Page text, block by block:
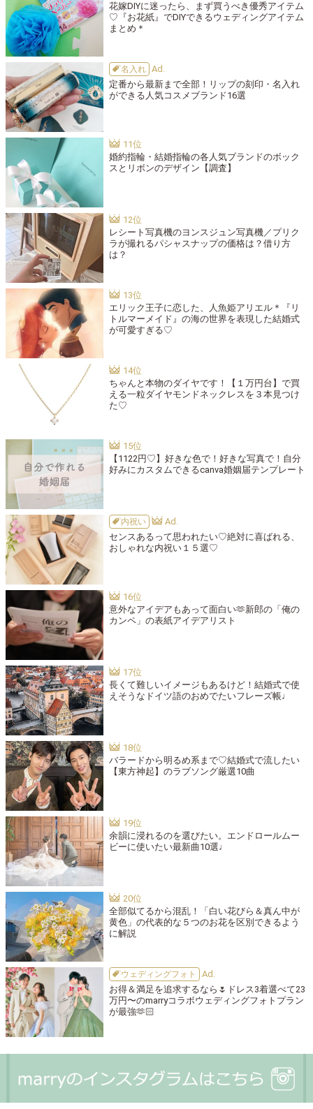
花嫁DIYに迷ったら、まず買うべき優秀アイテム
♡『お花紙』でDIYできるウェディングアイテム
まとめ＊
名入れ
定番から最新まで全部！リップの刻印・名入れ
ができる人気コスメブランド16選
婚約指輪・結婚指輪の各人気ブランドのボック
スとリボンのデザイン【調査】
レシート写真機のヨンスジュン写真機／プリク
ラが撮れるパシャスナップの価格は？借り方
は？
エリック王子に恋した、人魚姫アリエル＊『リ
トルマーメイド』の海の世界を表現した結婚式
が可愛すぎる♡
ちゃんと本物のダイヤです！【１万円台】で買
える一粒ダイヤモンドネックレスを３本見つけ
た♡
【1122円♡】好きな色で！好きな写真で！自分
好みにカスタムできるcanva婚姻届テンプレート
内祝い
センスあるって思われたい♡絶対に喜ばれる、
おしゃれな内祝い１５選♡
意外なアイデアもあって面白い🫶新郎の「俺の
カンペ」の表紙アイデアリスト
長くて難しいイメージもあるけど！結婚式で使
えそうなドイツ語のおめでたいフレーズ帳♩
バラードから明るめ系まで♡結婚式で流したい
【東方神起】のラブソング厳選10曲
余韻に浸れるのを選びたい。エンドロールムー
ビーに使いたい最新曲10選♩
全部似てるから混乱！「白い花びら＆真ん中が
黄色」の代表的な５つのお花を区別できるよう
に解説
ウェディングフォト
お得＆満足を追求するなら🌷ドレス3着選べて23
万円〜のmarryコラボウェディングフォトプラン
が最強🫶🏻